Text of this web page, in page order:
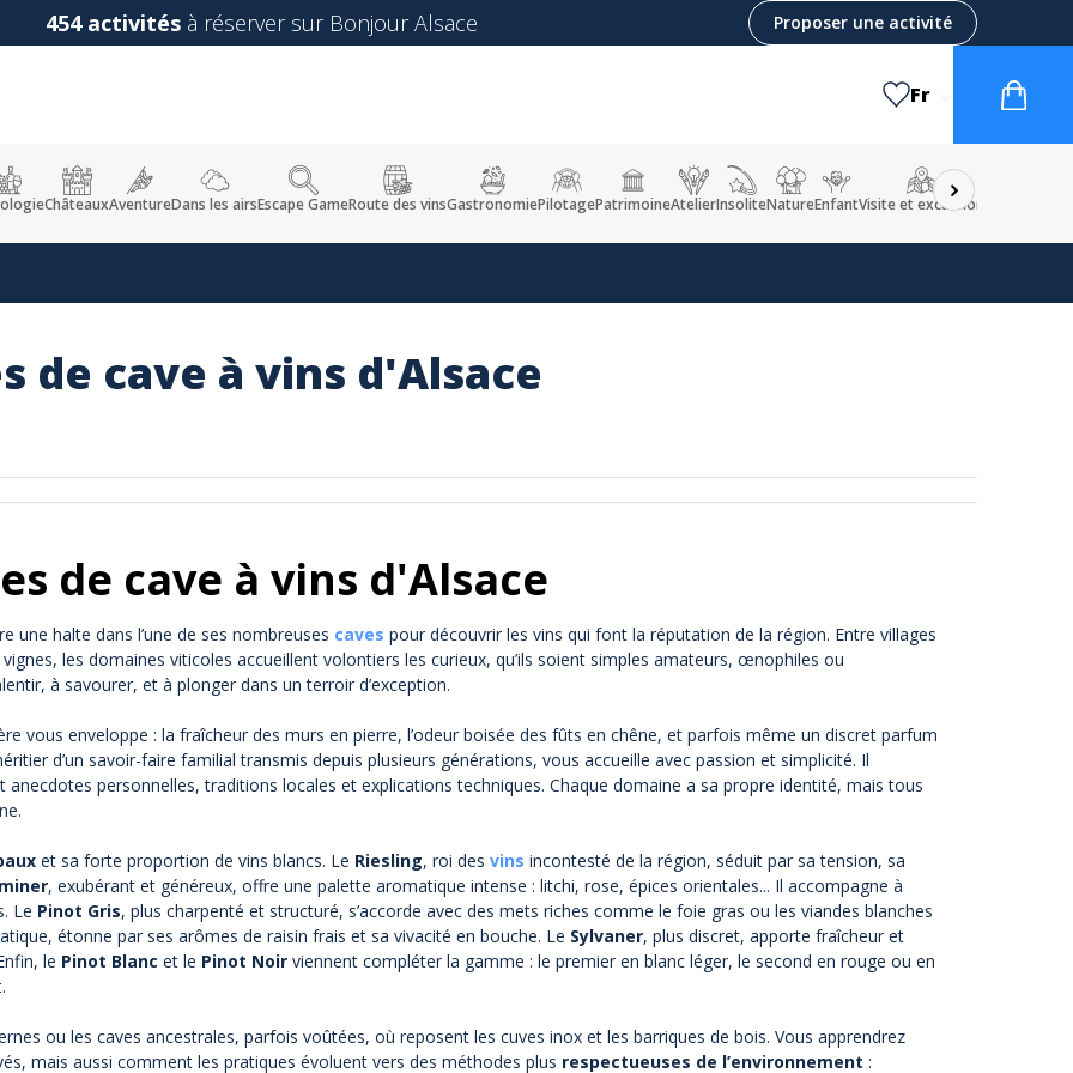
454 activités à réserver sur Bonjour Alsace Proposer une activité
Fr
ChâteauxAventureDans les airsEscape GameRoute des vinsGastronomiePilotagePatrimoineAtelierInsoliteNatureEnfantVisite et excursion
de cave à vins d'Alsace
de cave à vins d'Alsace
une halte dans l’une de ses nombreuses caves pour découvrir les vins qui font la réputation de la région. Entre villages
les domaines viticoles accueillent volontiers les curieux, qu’ils soient simples amateurs, œnophiles ou
à savourer, et à plonger dans un terroir d’exception.
vous enveloppe : la fraîcheur des murs en pierre, l’odeur boisée des fûts en chêne, et parfois même un discret parfum
d’un savoir-faire familial transmis depuis plusieurs générations, vous accueille avec passion et simplicité. Il
personnelles, traditions locales et explications techniques. Chaque domaine a sa propre identité, mais tous
et sa forte proportion de vins blancs. Le Riesling, roi des vins incontesté de la région, séduit par sa tension, sa
, exubérant et généreux, offre une palette aromatique intense : litchi, rose, épices orientales... Il accompagne à
Le Pinot Gris, plus charpenté et structuré, s’accorde avec des mets riches comme le foie gras ou les viandes blanches
étonne par ses arômes de raisin frais et sa vivacité en bouche. Le Sylvaner, plus discret, apporte fraîcheur et
le Pinot Blanc et le Pinot Noir viennent compléter la gamme : le premier en blanc léger, le second en rouge ou en
ou les caves ancestrales, parfois voûtées, où reposent les cuves inox et les barriques de bois. Vous apprendrez
mais aussi comment les pratiques évoluent vers des méthodes plus respectueuses de l’environnement :